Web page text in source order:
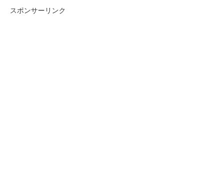
スポンサーリンク